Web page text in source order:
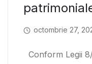
octombrie 27,
Conform Legii